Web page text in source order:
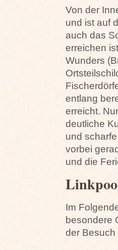
Von der
und ist auf
auch das
erreichen
Wunders
entlang
erreicht.
deutliche
und
vorbei
und die
Im
besondere
der Besuch